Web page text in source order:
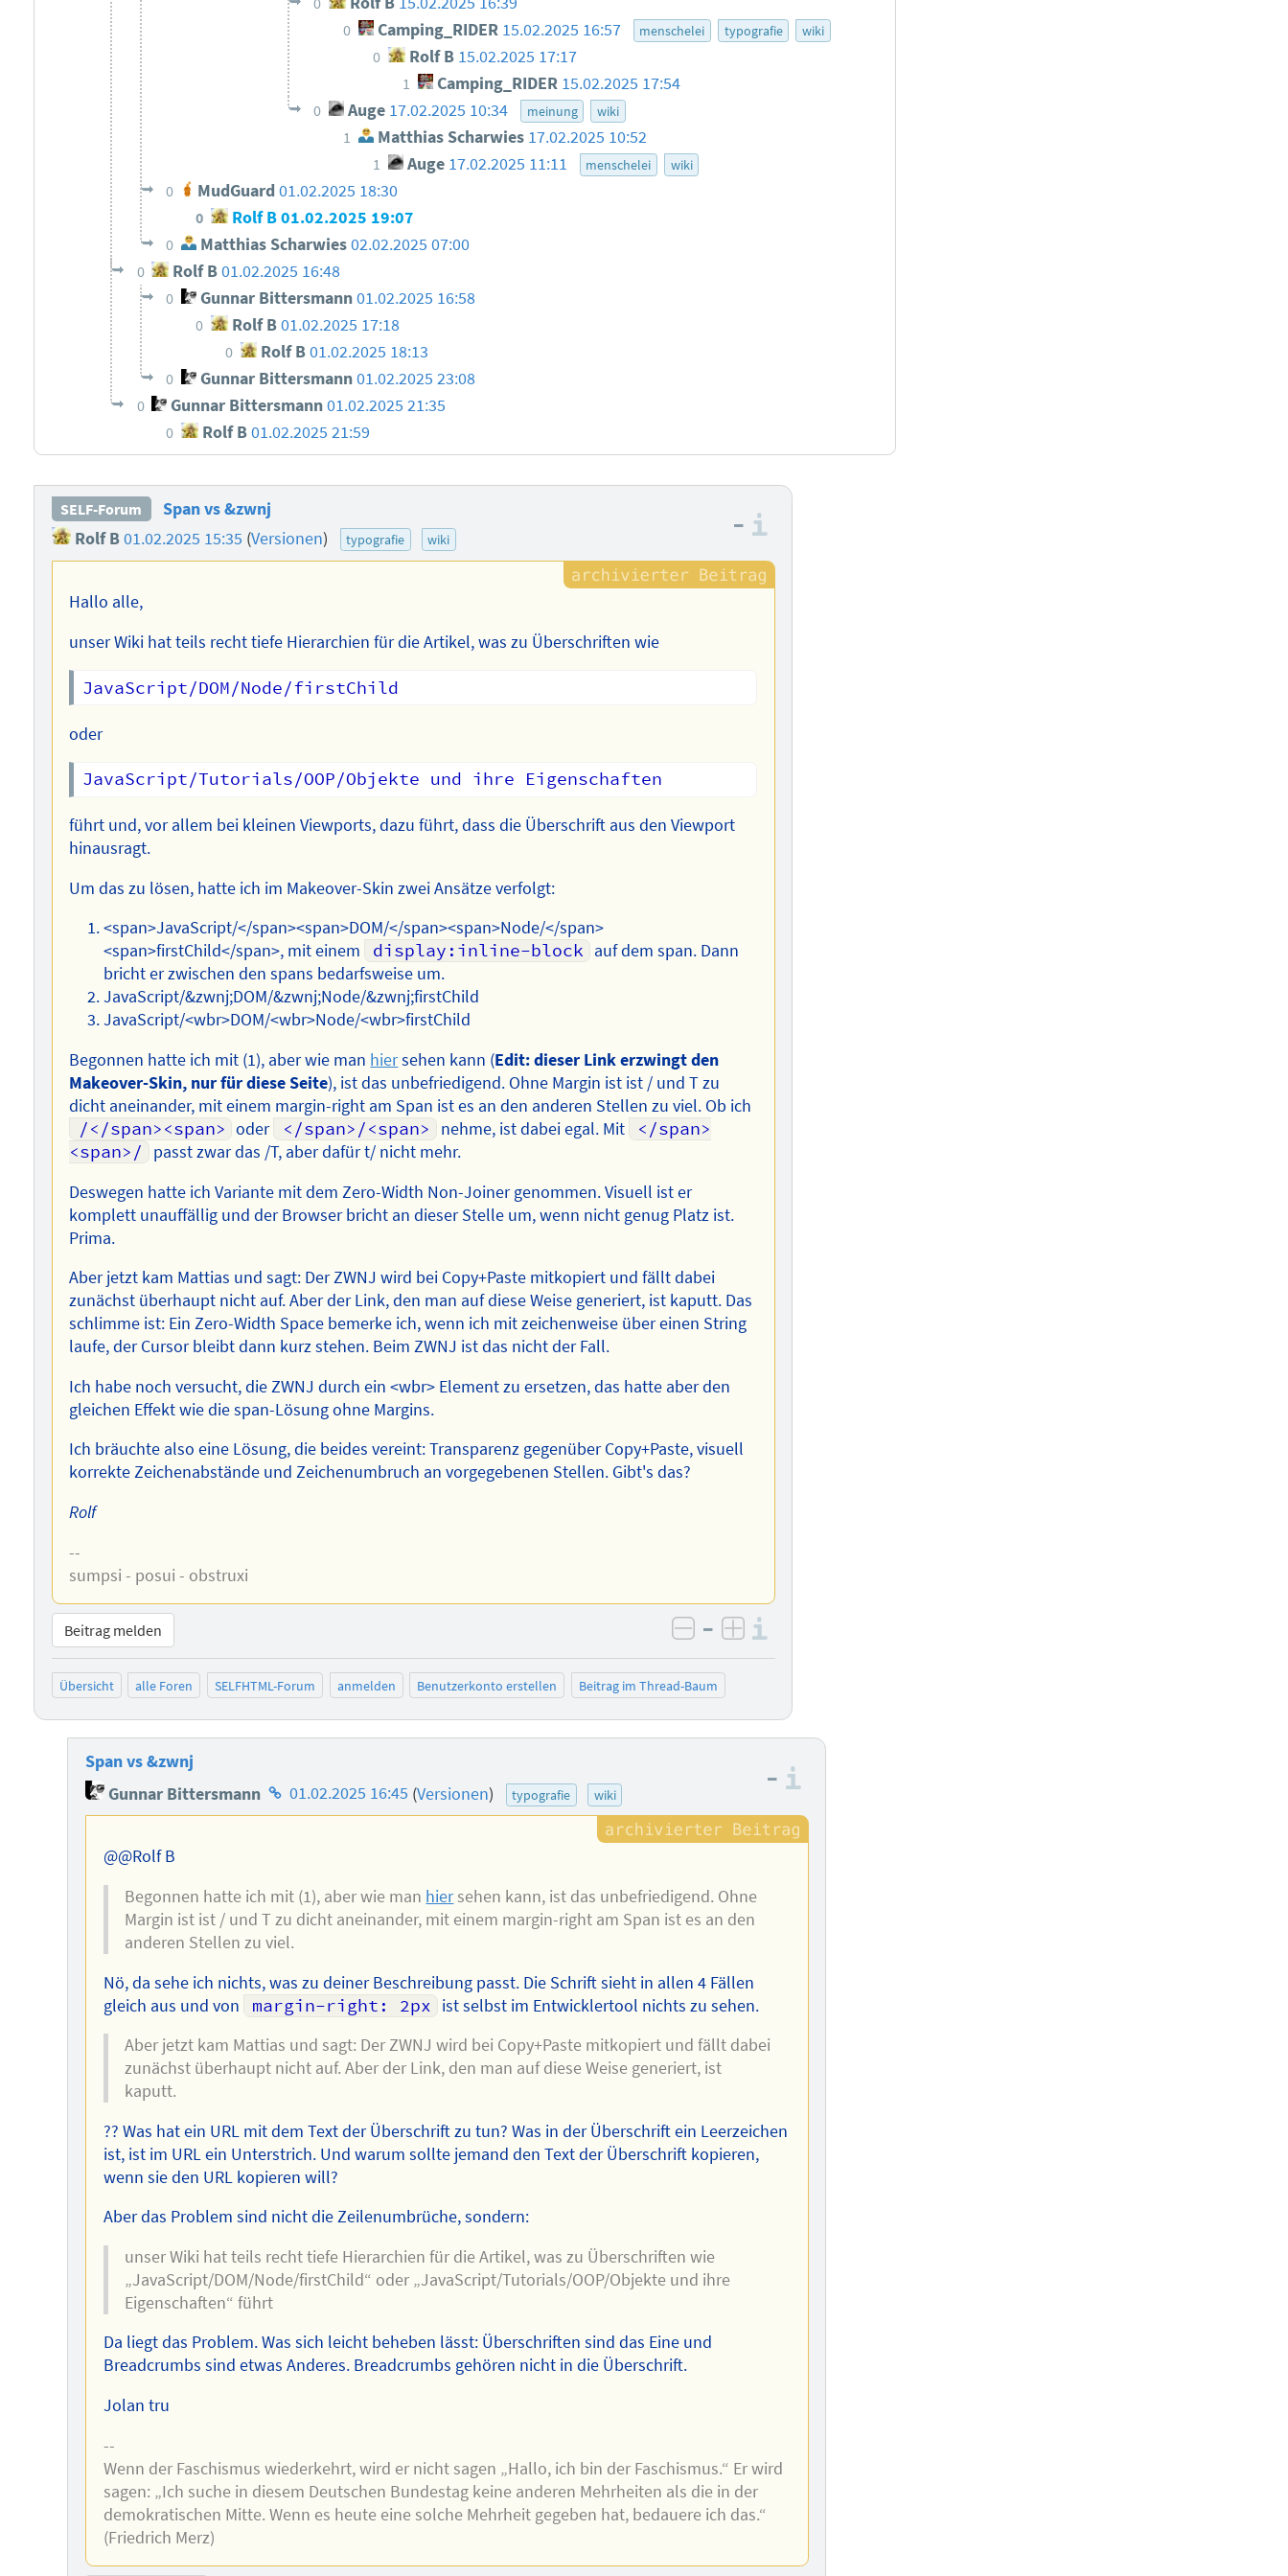
0 Camping_RIDER 15.02.2025 16:57 menschelei typografie wiki
0 Rolf B 15.02.2025 17:17
1 Camping_RIDER 15.02.2025 17:54
0 Auge 17.02.2025 10:34 meinung wiki
1 Matthias Scharwies 17.02.2025 10:52
1 Auge 17.02.2025 11:11 menschelei wiki
0 MudGuard 01.02.2025 18:30
0 Rolf B01.02.2025 19:07
0 Matthias Scharwies02.02.2025 07:00
0 Rolf B01.02.2025 16:48
0 Gunnar Bittersmann01.02.2025 16:58
0 Rolf B01.02.2025 17:18
0 Rolf B 01.02.2025 18:13
0 Gunnar Bittersmann01.02.2025 23:08
0 Gunnar Bittersmann01.02.2025 21:35
0 Rolf B01.02.2025 21:59
SELF-Forum
Span vs &zwnj
Rolf B01.02.2025 15:35 (Versionen) typografie wiki
–
Hallo alle,
unser Wiki hat teils recht tiefe Hierarchien für die Artikel, was zu Überschriften wie
oder
führt und, vor allem bei kleinen Viewports, dazu führt, dass die Überschrift aus den Viewport
hinausragt.
Um das zu lösen, hatte ich im Makeover-Skin zwei Ansätze verfolgt:
<span>JavaScript/</span><span>DOM/</span><span>Node/</span>
<span>firstChild</span>, mit einem
display:inline-block auf dem span. Dann
bricht er zwischen den spans bedarfsweise um.
JavaScript/&zwnj;DOM/‌&zwnj;Node/‌&zwnj;firstChild
JavaScript/<wbr>DOM/‌<wbr>Node/‌<wbr>firstChild
Begonnen hatte ich mit (1), aber wie man hiersehen kann (Edit: dieser Link erzwingt den
Makeover-Skin, nur für diese Seite), ist das unbefriedigend. Ohne Margin ist ist / und T zu
dicht aneinander, mit einem margin-right am Span ist es an den anderen Stellen zu viel. Ob ich
/</span><span> oder </span>/<span> nehme, ist dabei egal. Mit
</span>
<span>/
passt zwar das /T, aber dafür t/ nicht mehr.
Deswegen hatte ich Variante mit dem Zero-Width Non-Joiner genommen. Visuell ist er
komplett unauffällig und der Browser bricht an dieser Stelle um, wenn nicht genug Platz ist.
Prima.
Aber jetzt kam Mattias und sagt: Der ZWNJ wird bei Copy+Paste mitkopiert und fällt dabei
zunächst überhaupt nicht auf. Aber der Link, den man auf diese Weise generiert, ist kaputt. Das
schlimme ist: Ein Zero-Width Space bemerke ich, wenn ich mit zeichenweise über einen String
laufe, der Cursor bleibt dann kurz stehen. Beim ZWNJ ist das nicht der Fall.
Ich habe noch versucht, die ZWNJ durch ein <wbr> Element zu ersetzen, das hatte aber den
gleichen Effekt wie die span-Lösung ohne Margins.
Ich bräuchte also eine Lösung, die beides vereint: Transparenz gegenüber Copy+Paste, visuell
korrekte Zeichenabstände und Zeichenumbruch an vorgegebenen Stellen. Gibt's das?
Rolf
--
sumpsi - posui - obstruxi
Beitrag melden negativ bewerten
– positiv bewerten
Übersicht alle Foren SELFHTML-Forum anmelden Benutzerkonto erstellen Beitrag im Thread-Baum
Span vs &zwnj
Gunnar Bittersmann Homepage
des
01.02.2025 16:45 (Versionen) typografie wiki
–
@@Rolf B
Begonnen hatte ich mit (1), aber wie man hiersehen kann, ist das unbefriedigend. Ohne
Margin ist ist / und T zu dicht aneinander, mit einem margin-right am Span ist es an den
anderen Stellen zu viel.
Nö, da sehe ich nichts, was zu deiner Beschreibung passt. Die Schrift sieht in allen 4 Fällen
gleich aus und von
margin-right: 2px ist selbst im Entwicklertool nichts zu sehen.
Aber jetzt kam Mattias und sagt: Der ZWNJ wird bei Copy+Paste mitkopiert und fällt dabei
zunächst überhaupt nicht auf. Aber der Link, den man auf diese Weise generiert, ist
kaputt.
?? Was hat ein URL mit dem Text der Überschrift zu tun? Was in der Überschrift ein Leerzeichen
ist, ist im URL ein Unterstrich. Und warum sollte jemand den Text der Überschrift kopieren,
wenn sie den URL kopieren will?
Aber das Problem sind nicht die Zeilenumbrüche, sondern:
unser Wiki hat teils recht tiefe Hierarchien für die Artikel, was zu Überschriften wie
„JavaScript/DOM/‌Node/‌firstChild“ oder „JavaScript/‌Tutorials/‌OOP/‌Objekte und ihre
Eigenschaften“ führt
Da liegt das Problem. Was sich leicht beheben lässt: Überschriften sind das Eine und
Breadcrumbs sind etwas Anderes. Breadcrumbs gehören nicht in die Überschrift.
Jolan tru
--
Wenn der Faschismus wiederkehrt, wird er nicht sagen „Hallo, ich bin der Faschismus.“ Er wird
sagen: „Ich suche in diesem Deutschen Bundestag keine anderen Mehrheiten als die in der
demokratischen Mitte. Wenn es heute eine solche Mehrheit gegeben hat, bedauere ich das.“
(Friedrich Merz)